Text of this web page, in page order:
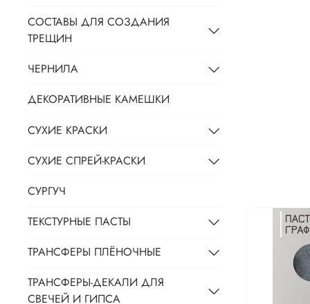
СОСТАВЫ ДЛЯ СОЗДАНИЯ
ТРЕЩИН
ЧЕРНИЛА
ДЕКОРАТИВНЫЕ КАМЕШКИ
СУХИЕ КРАСКИ
СУХИЕ СПРЕЙ-КРАСКИ
СУРГУЧ
ТЕКСТУРНЫЕ ПАСТЫ
ТРАНСФЕРЫ ПЛЁНОЧНЫЕ
ТРАНСФЕРЫ-ДЕКАЛИ ДЛЯ
СВЕЧЕЙ И ГИПСА